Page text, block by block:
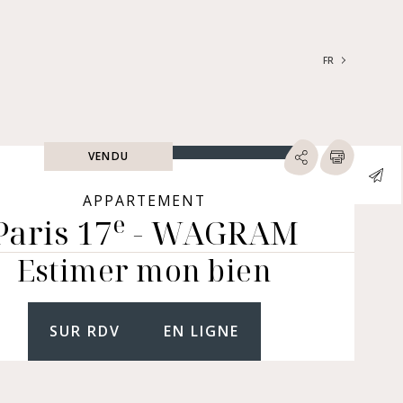
FR
de biens
| LOFTS |
| HÔTELS
| CHÂTEAUX
IMMEUBLES, LOCAUX
RECHERCHER
VENDU
APPARTEMENT
17e - WAGRAM
Estimer mon bien
SUR RDV EN LIGNE